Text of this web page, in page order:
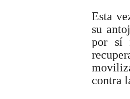
Esta
su
por sí
contra